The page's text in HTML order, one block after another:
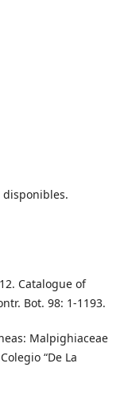
disponibles.
Catalogue of
Bot. 98: 1-1193.
Malpighiaceae
“De La